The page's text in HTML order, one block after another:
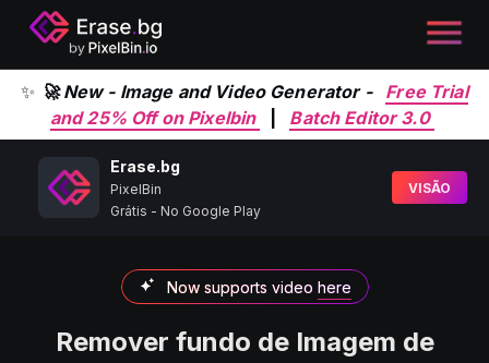
✨ 🚀 New - Image and Video Generator - Free Trial
and 25% Off on Pixelbin
Batch Editor 3.0
Erase.bg
PixelBin
Grátis - No Google Play
VISÃO
Now supports video here
Remover fundo de Imagem de